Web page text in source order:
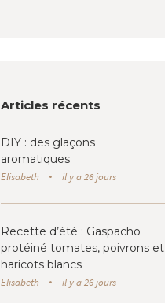
Articles récents
DIY : des glaçons
aromatiques
Elisabeth il y a 26 jours
Recette d’été : Gaspacho
protéiné tomates, poivrons et
haricots blancs
Elisabeth il y a 26 jours